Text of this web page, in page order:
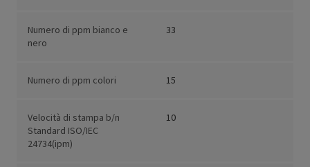
Numero di ppm bianco e
nero
33
Numero di ppm colori 15
Velocità di stampa b/n
Standard ISO/IEC
24734(ipm)
10